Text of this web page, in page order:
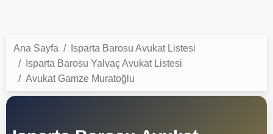
Ana Sayfa
Isparta Barosu Avukat Listesi
Isparta Barosu Yalvaç Avukat Listesi
Avukat Gamze Muratoğlu